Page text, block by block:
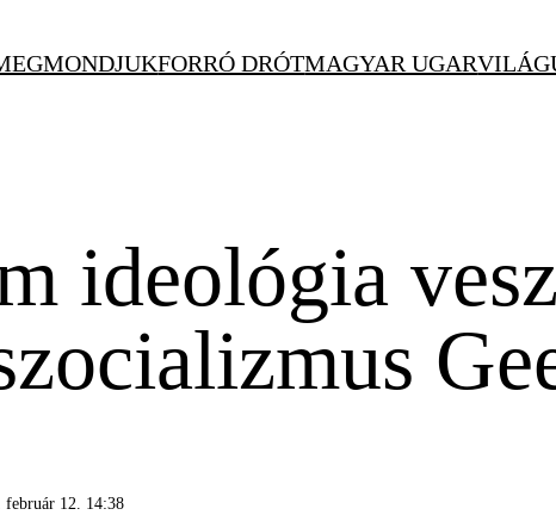
FORRÓ DRÓTMAGYAR UGAR
ideológia
február 12. 14:38